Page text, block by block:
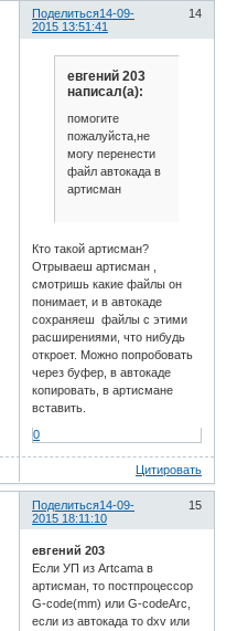
Поделиться 14
14-09-
2015 13:51:41
евгений 203
написал(а):
помогите
пожалуйста,не
могу перенести
файл автокада в
артисман
Кто такой артисман?
Отрываеш артисман ,
смотришь какие файлы он
понимает, и в автокаде
сохраняеш файлы с этими
расширениями, что нибудь
откроет. Можно попробовать
через буфер, в автокаде
копировать, в артисмане
вставить.
0
Цитировать
Поделиться 15
14-09-
2015 18:11:10
евгений 203
Если УП из Artcama в
артисман, то постпроцессор
G-code(mm) или G-codeArc,
если из автокада то dxv или